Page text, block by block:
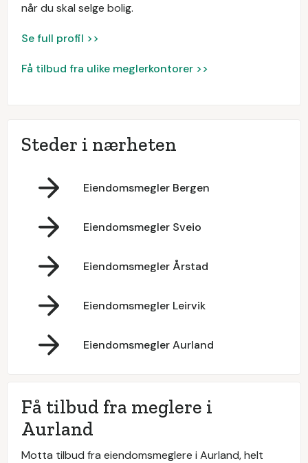
når du skal selge bolig.
Se full profil >>
Få tilbud fra ulike meglerkontorer >>
Steder i nærheten
Eiendomsmegler Bergen
Eiendomsmegler Sveio
Eiendomsmegler Årstad
Eiendomsmegler Leirvik
Eiendomsmegler Aurland
Få tilbud fra meglere i
Aurland
Motta tilbud fra eiendomsmeglere i Aurland, helt